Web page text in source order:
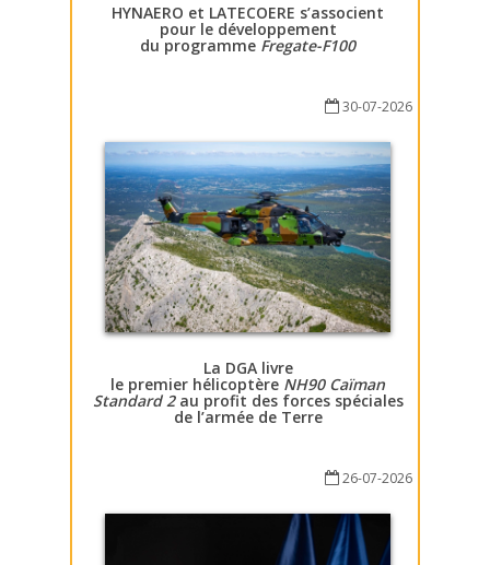
HYNAERO et LATECOERE s’associent
pour le développement
du programme Fregate-F100
30-07-2026
La DGA livre
le premier hélicoptère NH90 Caïman
Standard 2au profit des forces spéciales
de l’armée de Terre
26-07-2026